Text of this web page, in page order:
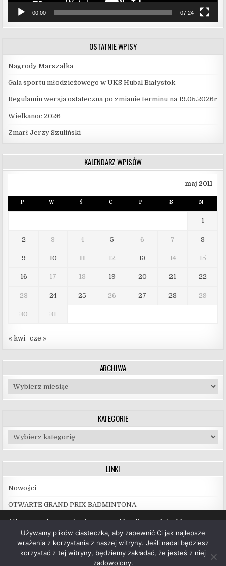
00:00 07:24
OSTATNIE WPISY
Nagrody Marszałka
Gala sportu młodzieżowego w UKS Hubal Białystok
Regulamin wersja ostateczna po zmianie terminu na 19.05.2026r
Wielkanoc 2026
Zmarł Jerzy Szuliński
KALENDARZ WPISÓW
maj 2011
P W Ś C P S N
1
2 3 4 5 6 7 8
9 10 11 12 13 14 15
16 17 18 19 20 21 22
23 24 25 26 27 28 29
30 31
« kwi cze »
ARCHIWA
Archiwa
KATEGORIE
Kategorie
LINKI
Nowości
OTWARTE GRAND PRIX BADMINTONA
Używamy ciasteczek, aby zapewnić najlepszą jakość
korzystania z naszej witryny.
Więcej informacji na temat plików ciasteczka, których
używamy, oraz możliwości ich wyłączenia znajdziesz w
ustawieniach.
Używamy plików ciasteczka, aby zapewnić Ci jak najlepsze
wrażenia z korzystania z naszej witryny. Jeśli nadal będziesz
korzystać z tej witryny, będziemy zakładać, że jesteś z niej
zadowolony.